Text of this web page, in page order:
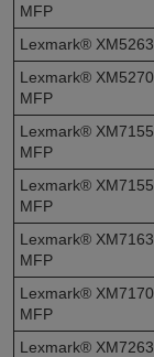
MFP
Lexmark® XM5263
Lexmark® XM5270
MFP
Lexmark® XM7155
MFP
Lexmark® XM7155
MFP
Lexmark® XM7163
MFP
Lexmark® XM7170
MFP
Lexmark® XM7263